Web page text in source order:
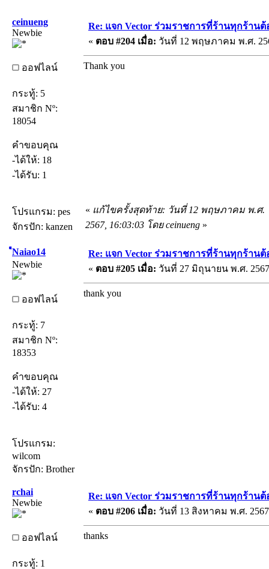
ceinueng
Newbie
ออฟไลน์
กระทู้: 5
สมาชิก Nº:
18054
คำขอบคุณ
-ได้ให้: 18
-ได้รับ: 1
โปรแกรม: pes
จักรปัก: kanzen
Re: แจก Vector ร่วมราชการที่ร้านทุกร้าน
« ตอบ #204 เมื่อ: วันที่ 12 พฤษภาคม พ.ศ.
Thank you
« แก้ไขครั้งสุดท้าย: วันที่ 12 พฤษภาคม พ.ศ.
2567, 16:03:03 โดย ceinueng »
ืNaiao14
Newbie
ออฟไลน์
กระทู้: 7
สมาชิก Nº:
18353
คำขอบคุณ
-ได้ให้: 27
-ได้รับ: 4
โปรแกรม:
wilcom
จักรปัก: Brother
Re: แจก Vector ร่วมราชการที่ร้านทุกร้าน
« ตอบ #205 เมื่อ: วันที่ 27 มิถุนายน พ.ศ.
thank you
rchai
Newbie
ออฟไลน์
กระทู้: 1
Re: แจก Vector ร่วมราชการที่ร้านทุกร้าน
« ตอบ #206 เมื่อ: วันที่ 13 สิงหาคม พ.ศ.
thanks